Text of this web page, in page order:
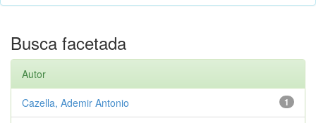
Busca facetada
Autor
1
Cazella, Ademir Antonio